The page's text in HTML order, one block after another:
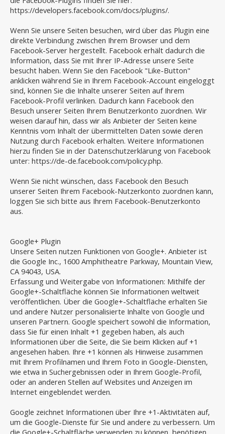
https://developers.facebook.com/docs/plugins/.
Wenn Sie unsere Seiten besuchen, wird über das Plugin eine
direkte Verbindung zwischen Ihrem Browser und dem
Facebook-Server hergestellt. Facebook erhält dadurch die
Information, dass Sie mit Ihrer IP-Adresse unsere Seite
besucht haben. Wenn Sie den Facebook "Like-Button"
anklicken während Sie in Ihrem Facebook-Account eingeloggt
sind, können Sie die Inhalte unserer Seiten auf Ihrem
Facebook-Profil verlinken. Dadurch kann Facebook den
Besuch unserer Seiten Ihrem Benutzerkonto zuordnen. Wir
weisen darauf hin, dass wir als Anbieter der Seiten keine
Kenntnis vom Inhalt der übermittelten Daten sowie deren
Nutzung durch Facebook erhalten. Weitere Informationen
hierzu finden Sie in der Datenschutzerklärung von Facebook
unter: https://de-de.facebook.com/policy.php.
Wenn Sie nicht wünschen, dass Facebook den Besuch
unserer Seiten Ihrem Facebook-Nutzerkonto zuordnen kann,
loggen Sie sich bitte aus Ihrem Facebook-Benutzerkonto
aus.
Google+ Plugin
Unsere Seiten nutzen Funktionen von Google+. Anbieter ist
die Google Inc., 1600 Amphitheatre Parkway, Mountain View,
CA 94043, USA.
Erfassung und Weitergabe von Informationen: Mithilfe der
Google+-Schaltfläche können Sie Informationen weltweit
veröffentlichen. Über die Google+-Schaltfläche erhalten Sie
und andere Nutzer personalisierte Inhalte von Google und
unseren Partnern. Google speichert sowohl die Information,
dass Sie für einen Inhalt +1 gegeben haben, als auch
Informationen über die Seite, die Sie beim Klicken auf +1
angesehen haben. Ihre +1 können als Hinweise zusammen
mit Ihrem Profilnamen und Ihrem Foto in Google-Diensten,
wie etwa in Suchergebnissen oder in Ihrem Google-Profil,
oder an anderen Stellen auf Websites und Anzeigen im
Internet eingeblendet werden.
Google zeichnet Informationen über Ihre +1-Aktivitäten auf,
um die Google-Dienste für Sie und andere zu verbessern. Um